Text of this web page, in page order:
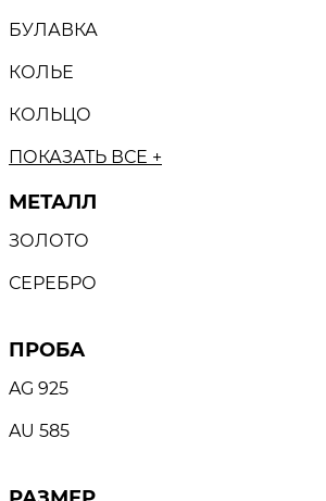
БУЛАВКА
КОЛЬЕ
КОЛЬЦО
ПОКАЗАТЬ ВСЕ +
МЕТАЛЛ
ЗОЛОТО
СЕРЕБРО
ПРОБА
AG 925
AU 585